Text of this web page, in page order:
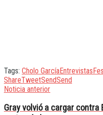
Tags: Cholo GarcíaEntrevistas
ShareTweetSendSend
Noticia anterior
Gray volvió a cargar contra